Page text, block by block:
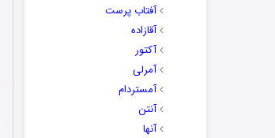
آفتاب پرست
آقازاده
آکتور
آمرلی
آمستردام
آنتن
آنها